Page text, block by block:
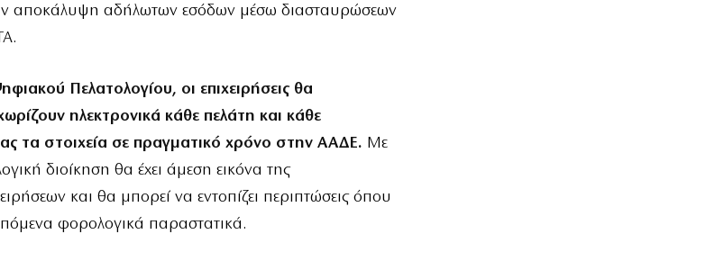
αποκάλυψη αδήλωτων εσόδων μέσω διασταυρώσεων
Πελατολογίου, οι επιχειρήσεις θα
ηλεκτρονικά κάθε πελάτη και κάθε
τα στοιχεία σε πραγματικό χρόνο στην ΑΑΔΕ. Με
διοίκηση θα έχει άμεση εικόνα της
και θα μπορεί να εντοπίζει περιπτώσεις όπου
φορολογικά παραστατικά.